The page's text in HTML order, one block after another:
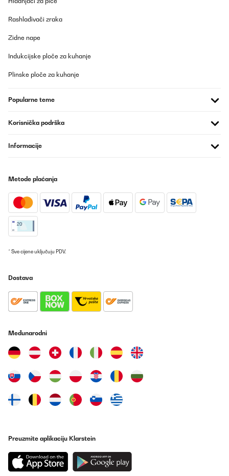
Rashlađivači zraka
Zidne nape
Indukcijske ploče za kuhanje
Plinske ploče za kuhanje
Popularne teme
Korisnička podrška
Informacije
Metode plaćanja
* Sve cijene uključuju PDV.
Dostava
Međunarodni
Preuzmite aplikaciju Klarstein